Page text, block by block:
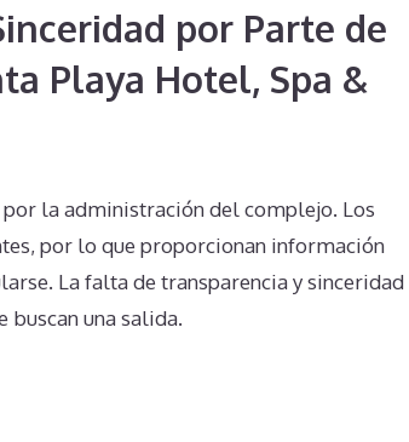
por Parte de
Playa Hotel, Spa &
la administración del complejo. Los
por lo que proporcionan información
La falta de transparencia y sinceridad
una salida.